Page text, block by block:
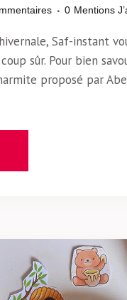
0 Mentions
Saf-instant
sûr. Pour bien
proposé par